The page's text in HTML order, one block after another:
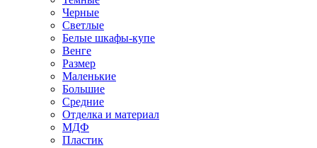
Черные
Светлые
Белые шкафы-купе
Венге
Размер
Маленькие
Большие
Средние
Отделка и материал
МДФ
Пластик